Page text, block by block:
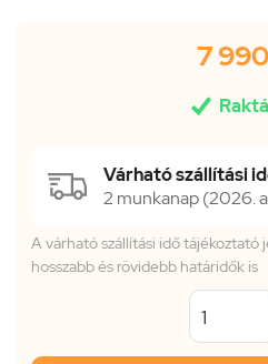
7

Várható szállítási
2 munkanap (2026.
A várható szállítási idő tájékoztató
hosszabb és rövidebb határidők is